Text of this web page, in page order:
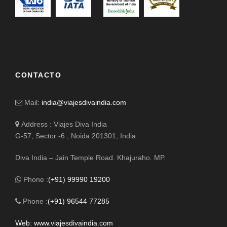
Programa de confirmacion - On Request
Diciembre
CONTACTO
Mail: india@viajesdivaindia.com
Address : Viajes Diva India
G-57, Sector -6 , Noida 201301, India
Diva India – Jain Temple Road. Khajuraho. MP.
Phone :(+91) 99990 19200
Phone :(+91) 96544 77285
Web: www.viajesdivaindia.com